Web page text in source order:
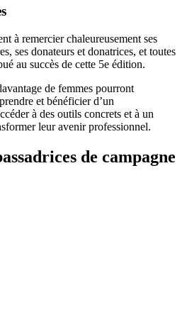
à remercier chaleureusement ses
ses donateurs et donatrices, et toutes
au succès de cette 5e édition.
de femmes pourront
et bénéficier d’un
à des outils concrets et à un
leur avenir professionnel.
de campagne